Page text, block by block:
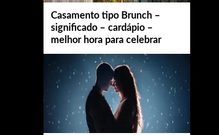
Casamento tipo Brunch –
significado – cardápio –
melhor hora para celebrar